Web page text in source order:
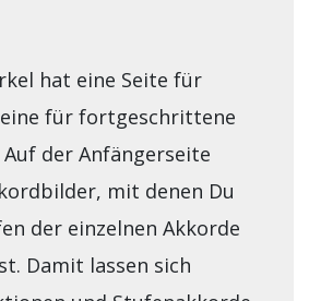
hat eine Seite für
für fortgeschrittene
der Anfängerseite
mit denen Du
der einzelnen Akkorde
Damit lassen sich